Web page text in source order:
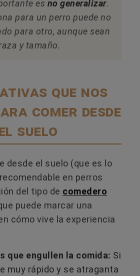
es no generalizar.
para un perro puede no
para otro, aunque sean
y tamaño.
que nos
comer desde
suelo
desde el suelo (que es lo
en perros
del tipo de comedero
puede marcar una
cómo vive la experiencia
que engullen la comida: Si
muy rápido y se atraganta